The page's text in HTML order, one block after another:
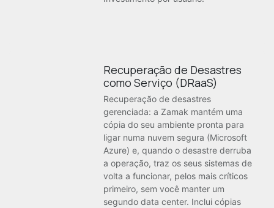
Recuperação de Desastres
como Serviço (DRaaS)
Recuperação de desastres
gerenciada: a Zamak mantém uma
cópia do seu ambiente pronta para
ligar numa nuvem segura (Microsoft
Azure) e, quando o desastre derruba
a operação, traz os seus sistemas de
volta a funcionar, pelos mais críticos
primeiro, sem você manter um
segundo data center. Inclui cópias